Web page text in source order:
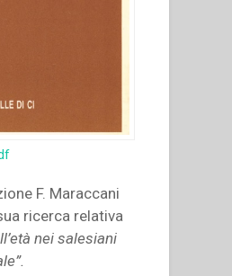
F. Maraccani
ricerca relativa
nei salesiani